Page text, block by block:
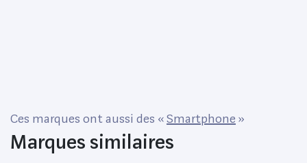
Ces marques ont aussi des «Smartphone »
Marques similaires